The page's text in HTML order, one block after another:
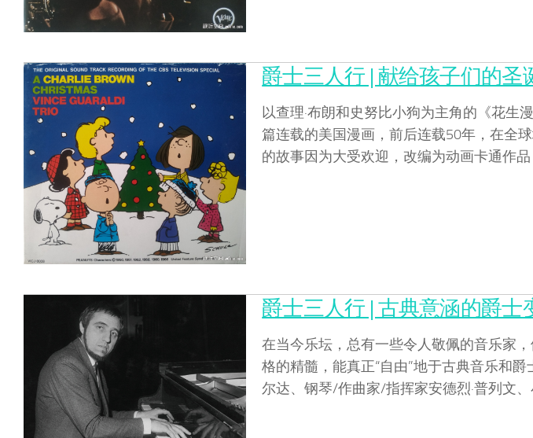
爵士三人行 | 献给孩子们的圣
以查理·布朗和史努比小狗为主角的《花生
篇连载的美国漫画，前后连载50年，在全
的故事因为大受欢迎，改编为动画卡通作
爵士三人行 | 古典意涵的爵士
在当今乐坛，总有一些令人敬佩的音乐家
格的精髓，能真正“自由”地于古典音乐和
尔达、钢琴/作曲家/指挥家安德烈·普列文、